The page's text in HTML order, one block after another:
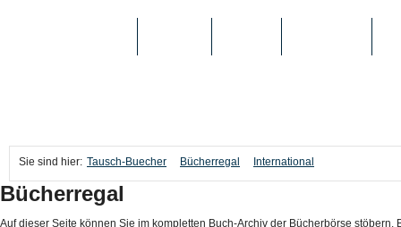
Sie sind hier: Tausch-Buecher Bücherregal International
Bücherregal
Auf dieser Seite können Sie im kompletten Buch-Archiv der Bücherbörse